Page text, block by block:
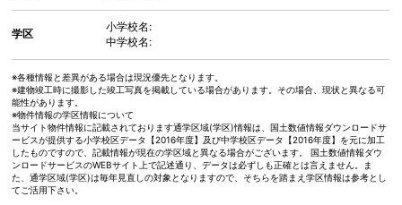
学区
小学校名:
中学校名:
※各種情報と差異がある場合は現況優先となります。
※建物竣工時に撮影した竣工写真を掲載している場合があります。その場合、現状と異なる可
能性があります。
※物件情報の学区情報について
当サイト物件情報に記載されております通学区域(学区)情報は、国土数値情報ダウンロードサ
ービスが提供する小学校区データ【2016年度】及び中学校区データ【2016年度】を元に加工
したものですので、記載情報が現在の学区域と異なる場合がございます。 国土数値情報ダウ
ンロードサービスのWEBサイト上で記述通り、データは必ずしも正確とは言えません。ま
た、通学区域(学区)は毎年見直しの対象となりますので、そちらを踏まえ学区情報は参考とし
てご活用下さい。